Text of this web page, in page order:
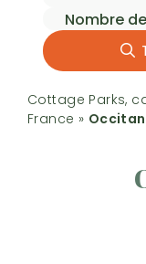
Cottage Parks,
France »